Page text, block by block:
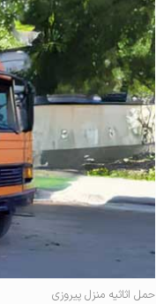
حمل اثاثیه منزل پیروزی